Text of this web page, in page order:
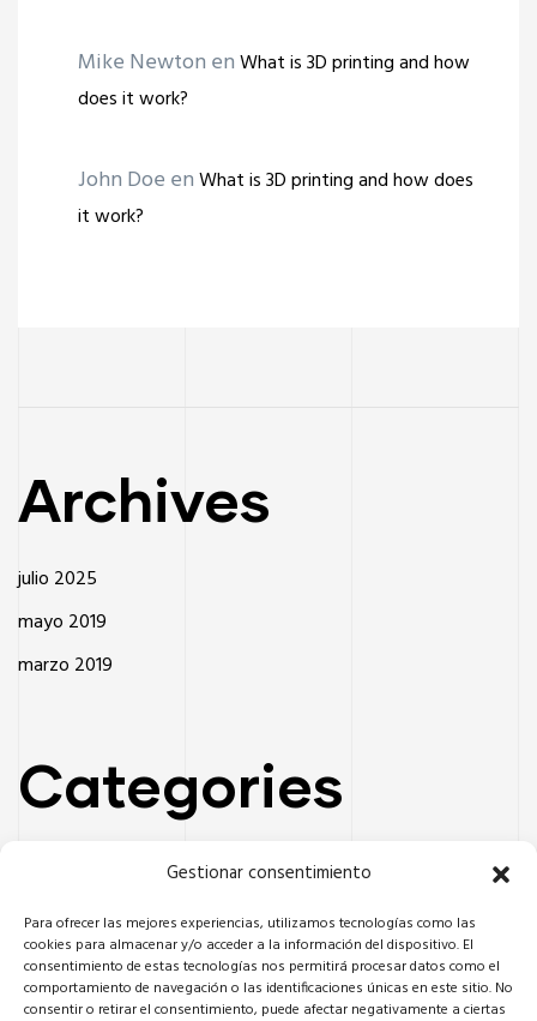
Gestionar consentimiento
Para ofrecer las mejores experiencias, utilizamos tecnologías como las
cookies para almacenar y/o acceder a la información del dispositivo. El
consentimiento de estas tecnologías nos permitirá procesar datos como el
comportamiento de navegación o las identificaciones únicas en este sitio. No
consentir o retirar el consentimiento, puede afectar negativamente a ciertas
Mike Newton enWhat is 3D printing and how
does it work?
John Doe enWhat is 3D printing and how does
it work?
Archives
julio 2025
mayo 2019
marzo 2019
Categories
Multimedia Insights
Partner insights